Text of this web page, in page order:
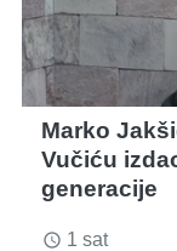
Marko
Vučiću
generacije
access_time 1 sat